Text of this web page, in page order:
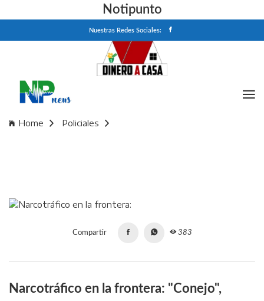
Notipunto
Nuestras Redes Sociales:
Home
Policiales
Compartir 383
Narcotráfico en la frontera: "Conejo",